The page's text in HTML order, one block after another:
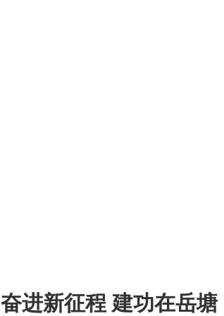
奋进新征程 建功在岳塘